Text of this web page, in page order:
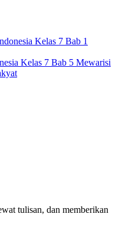
Kelas 7 Bab 1
Kelas 7 Bab 5 Mewarisi
tulisan, dan memberikan